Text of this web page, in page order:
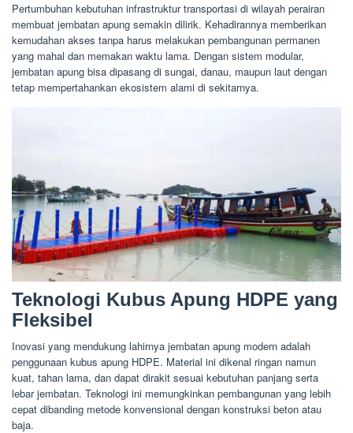
Pertumbuhan kebutuhan infrastruktur transportasi di wilayah perairan
membuat jembatan apung semakin dilirik. Kehadirannya memberikan
kemudahan akses tanpa harus melakukan pembangunan permanen
yang mahal dan memakan waktu lama. Dengan sistem modular,
jembatan apung bisa dipasang di sungai, danau, maupun laut dengan
tetap mempertahankan ekosistem alami di sekitarnya.
Teknologi Kubus Apung HDPE yang
Fleksibel
Inovasi yang mendukung lahirnya jembatan apung modern adalah
penggunaan kubus apung HDPE. Material ini dikenal ringan namun
kuat, tahan lama, dan dapat dirakit sesuai kebutuhan panjang serta
lebar jembatan. Teknologi ini memungkinkan pembangunan yang lebih
cepat dibanding metode konvensional dengan konstruksi beton atau
baja.